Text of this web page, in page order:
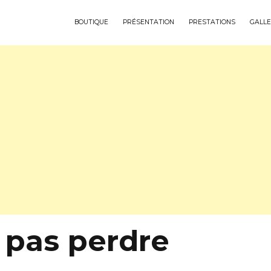
BOUTIQUE PRÉSENTATION PRESTATIONS
perdre